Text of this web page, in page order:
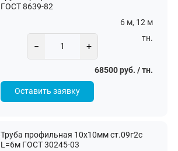
ГОСТ 8639-82
6 м, 12 м
− +
тн.
68500 руб. / тн.
Оставить заявку
Труба профильная 10х10мм ст.09г2с
L=6м ГОСТ 30245-03